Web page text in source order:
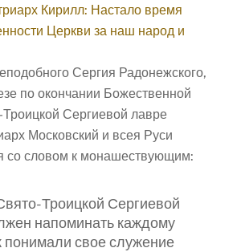
Сергия Радонежского,
по окончании Божественной
Троицкой Сергиевой лавре
Московский и всея Руси
со словом к монашествующим:
Троицкой Сергиевой
напоминать каждому
понимали свое служение